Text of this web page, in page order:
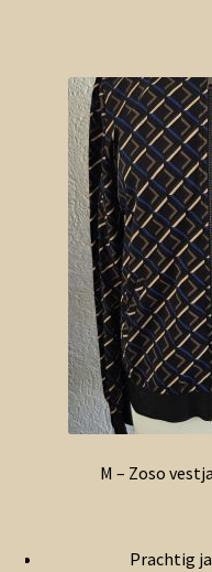
M – Zoso
Prachtig